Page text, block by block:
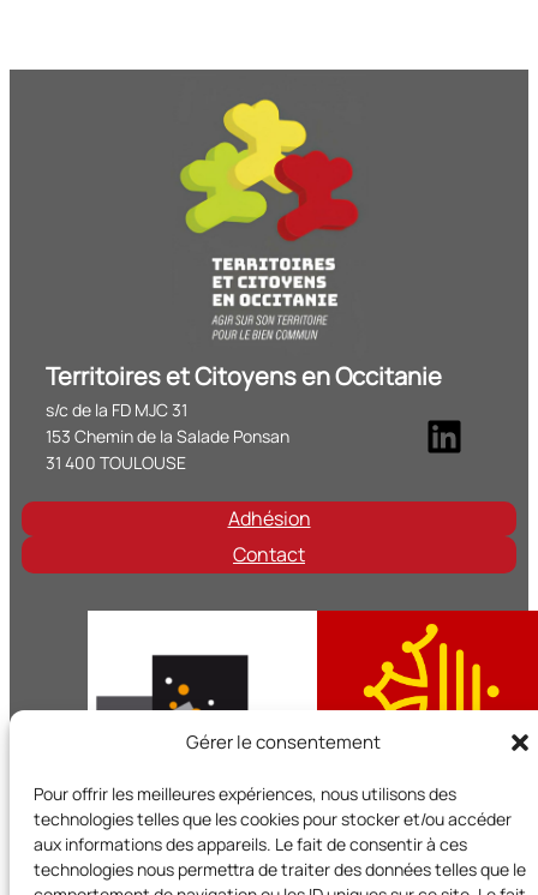
Gérer le consentement
Pour offrir les meilleures expériences, nous utilisons des
technologies telles que les cookies pour stocker et/ou accéder
aux informations des appareils. Le fait de consentir à ces
technologies nous permettra de traiter des données telles que le
Territoires et Citoyens en Occitanie
s/c de la FD MJC 31
153 Chemin de la Salade Ponsan
31 400 TOULOUSE
Adhésion
Contact
Territoires et Citoyens en Occitanie est un réseau régional